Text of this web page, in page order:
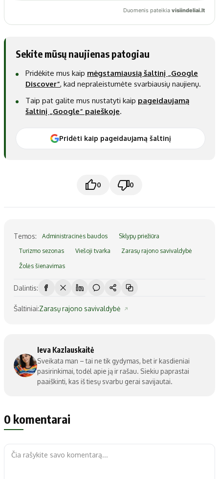
Sekite mūsų naujienas patogiau
Pridėkite mus kaip mėgstamiausią šaltinį „Google
Discover“, kad nepraleistumėte svarbiausių naujienų.
Taip pat galite mus nustatyti kaip pageidaujamą
šaltinį „Google“ paieškoje.
Pridėti kaip pageidaujamą šaltinį
0 0
Temos: Administracinės baudos Sklypų priežiūra
Turizmo sezonas Viešoji tvarka Zarasų rajono savivaldybė
Žolės šienavimas
Dalintis:
Šaltiniai:Zarasų rajono savivaldybė
Ieva Kazlauskaitė
Sveikata man – tai ne tik gydymas, bet ir kasdieniai
pasirinkimai, todėl apie ją ir rašau. Siekiu paprastai
paaiškinti, kas iš tiesų svarbu gerai savijautai.
0 komentarai